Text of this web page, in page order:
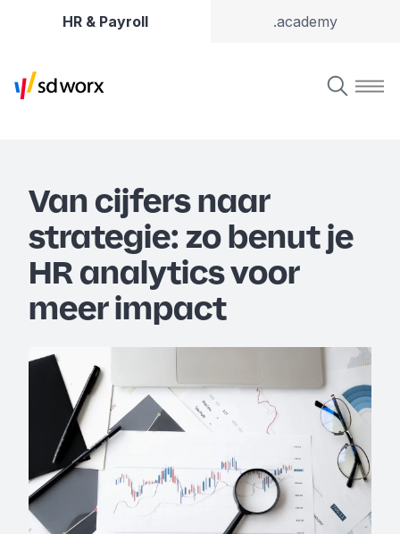
HR & Payroll .academy
Van cijfers naar
strategie: zo benut je
HR analytics voor
meer impact